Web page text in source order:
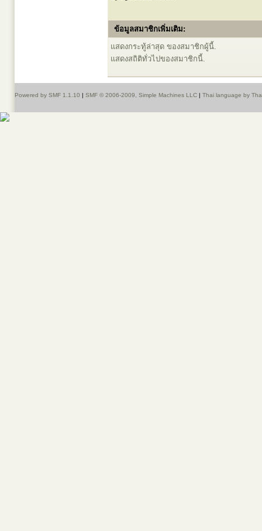
ข้อมูลสมาชิกเพิ่มเติม:
แสดงกระทู้ล่าสุด ของสมาชิกผู้นี้.
แสดงสถิติทั่วไปของสมาชิกนี้.
Powered by SMF 1.1.10 | SMF © 2006-2009, Simple Machines LLC | Thai language by